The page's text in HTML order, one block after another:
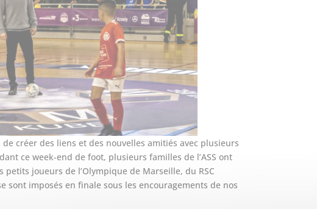
de créer des liens et des nouvelles amitiés avec plusieurs
ce week-end de foot, plusieurs familles de l’ASS ont
joueurs de l’Olympique de Marseille, du RSC
sont imposés en finale sous les encouragements de nos